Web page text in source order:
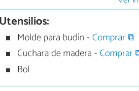
Utensilios:
Molde para budín -Comprar ⧉
Cuchara de madera -Comprar
Bol